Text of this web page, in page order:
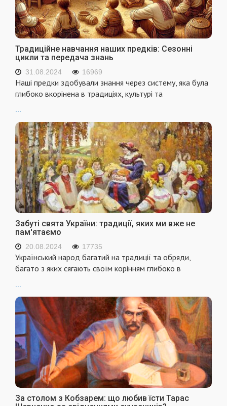
Традиційне навчання наших предків: Сезонні
цикли та передача знань
31.08.2024 16969
Наші предки здобували знання через систему, яка була
глибоко вкорінена в традиціях, культурі та
Забуті свята України: традиції, яких ми вже не
пам'ятаємо
20.08.2024 17735
Український народ багатий на традиції та обряди,
багато з яких сягають своїм корінням глибоко в
За столом з Кобзарем: що любив їсти Тарас